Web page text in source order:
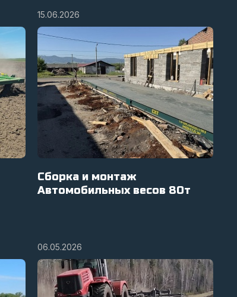
15.06.2026
Сборка и монтаж
Автомобильных весов 80т
06.05.2026